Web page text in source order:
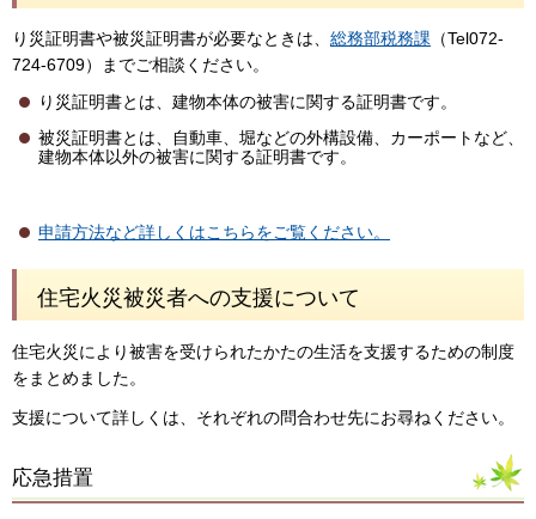
り災証明書や被災証明書が必要なときは、 総務部税務課 （Tel072-
724-6709）までご相談ください。
り災証明書とは、建物本体の被害に関する証明書です。
被災証明書とは、自動車、堀などの外構設備、カーポートなど、
建物本体以外の被害に関する証明書です。
申請方法など詳しくはこちらをご覧ください。
住宅火災被災者への支援について
住宅火災により被害を受けられたかたの生活を支援するための制度
をまとめました。
支援について詳しくは、それぞれの問合わせ先にお尋ねください。
応急措置